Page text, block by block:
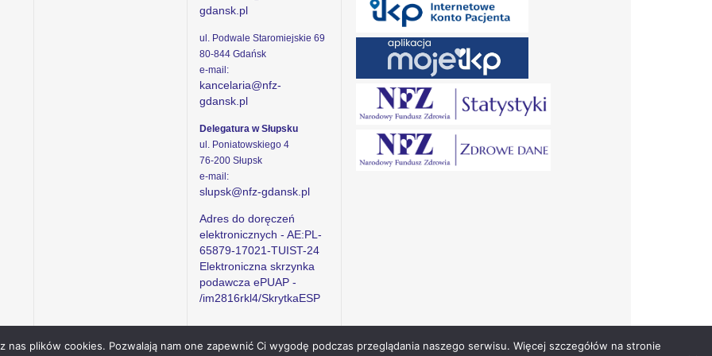
gdansk.pl
ul. Podwale Staromiejskie 69
80-844 Gdańsk
e-mail:
kancelaria@nfz-
gdansk.pl
Delegatura w Słupsku
ul. Poniatowskiego 4
76-200 Słupsk
e-mail:
slupsk@nfz-gdansk.pl
Adres do doręczeń
elektronicznych - AE:PL-
65879-17021-TUIST-24
Elektroniczna skrzynka
podawcza ePUAP -
/im2816rkl4/SkrytkaESP
plików cookies. Pozwalają nam one zapewnić Ci wygodę podczas przeglądania naszego serwisu. Więcej szczegółów na stronie